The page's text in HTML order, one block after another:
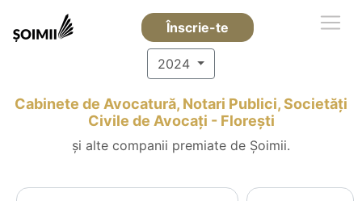
Înscrie-te
2024
Cabinete de Avocatură, Notari Publici, Societăți
Civile de Avocați - Floreşti
și alte companii premiate de Șoimii.